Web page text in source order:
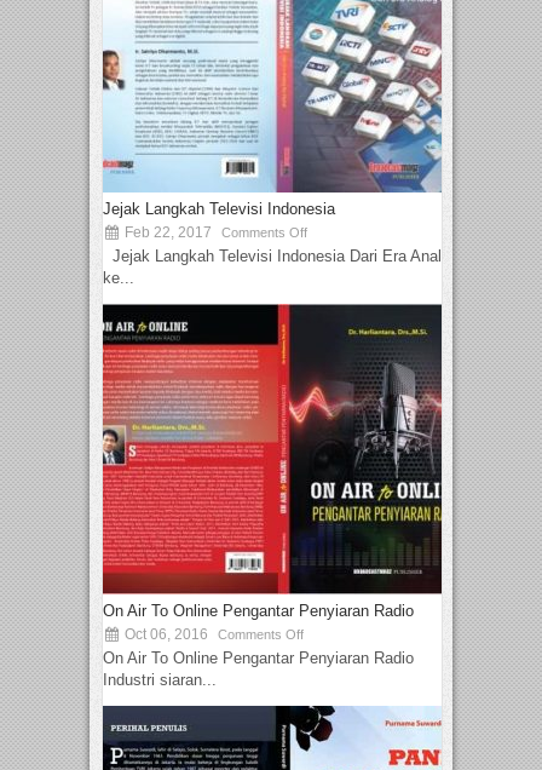
Jejak Langkah Televisi Indonesia
Feb 22, 2017 Comments Off
Jejak Langkah Televisi Indonesia Dari Era Analog
ke...
On Air To Online Pengantar Penyiaran Radio
Oct 06, 2016 Comments Off
On Air To Online Pengantar Penyiaran Radio
Industri siaran...